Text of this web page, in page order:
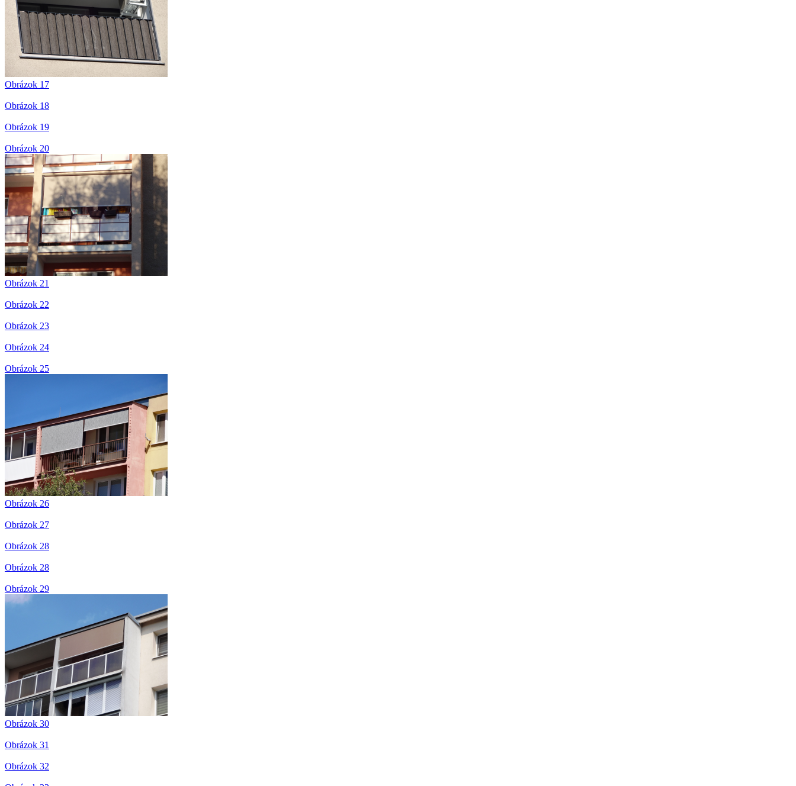
Obrázok 17
Obrázok 18
Obrázok 19
Obrázok 20
Obrázok 21
Obrázok 22
Obrázok 23
Obrázok 24
Obrázok 25
Obrázok 26
Obrázok 27
Obrázok 28
Obrázok 28
Obrázok 29
Obrázok 30
Obrázok 31
Obrázok 32